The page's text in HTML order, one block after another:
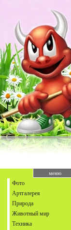
меню
Фото
Артгалерея
Природа
Животный мир
Техника